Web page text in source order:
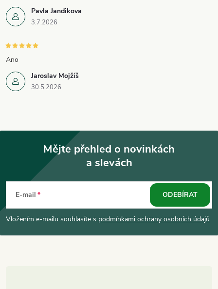
Pavla Jandikova
3.7.2026
Jaroslav Mojžíš
30.5.2026
Ano
p
a
Mějte přehled o novinkách
a slevách
E-mail
Vložením e-mailu souhlasíte s podmínkami ochrany osobních údajů
ODEBÍRAT